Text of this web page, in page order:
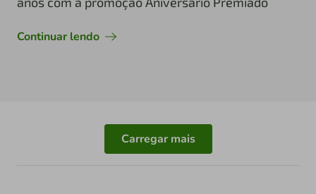
Continuar lendo
Carregar mais